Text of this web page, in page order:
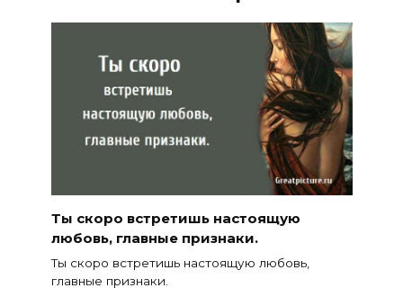
Ты скоро встретишь настоящую
любовь, главные признаки.
Ты скоро встретишь настоящую любовь,
главные признаки.